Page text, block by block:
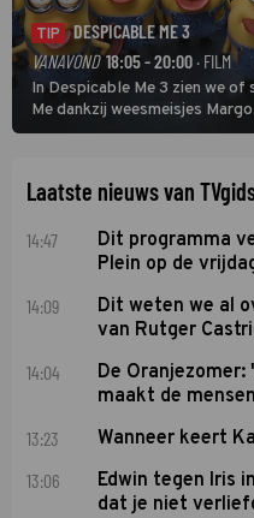
TIP
DESPICABLE ME 3
VANAVOND 18:05 - 20:00· FILM
In Despicable Me 3 zien we of
Me dankzij weesmeisjes
het rechte pad maakte, ook
Laatste nieuws van
14:47
Dit programma
Plein op de
14:09
Dit weten we al
van Rutger
14:04
De Oranjezomer:
maakt de
13:23 Wanneer keert
13:06
Edwin tegen Iris
dat je niet